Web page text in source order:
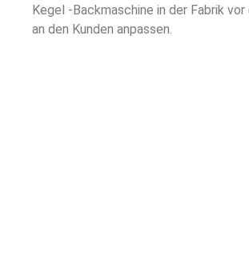
Kegel -Backmaschine in der Fabrik
an den Kunden anpassen.